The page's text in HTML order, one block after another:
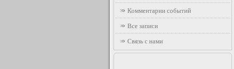
Комментарии событий
Все записи
Связь с нами